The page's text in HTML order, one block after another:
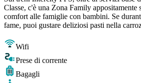
Classe, c'è una Zona Family appositamente
comfort alle famiglie con bambini. Se
fame, puoi gustare deliziosi pasti nella
Wifi
Prese di corrente
Bagagli